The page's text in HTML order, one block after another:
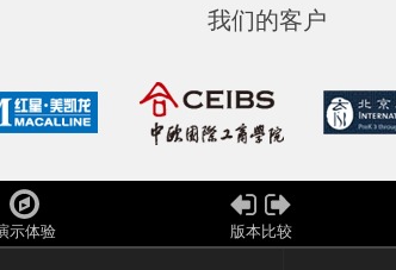
我们的客户
示体验 版本比较